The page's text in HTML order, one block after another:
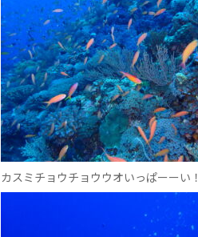
カスミチョウチョウウオいっぱーーい！